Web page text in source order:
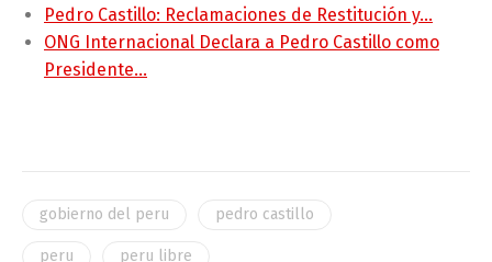
Pedro Castillo: Reclamaciones de Restitución y…
ONG Internacional Declara a Pedro Castillo como
Presidente…
gobierno del peru pedro castillo
peru peru libre